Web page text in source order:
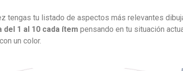
tengas tu listado de aspectos más relevantes
del 1 al 10 cada ítem pensando en tu situación
un color.